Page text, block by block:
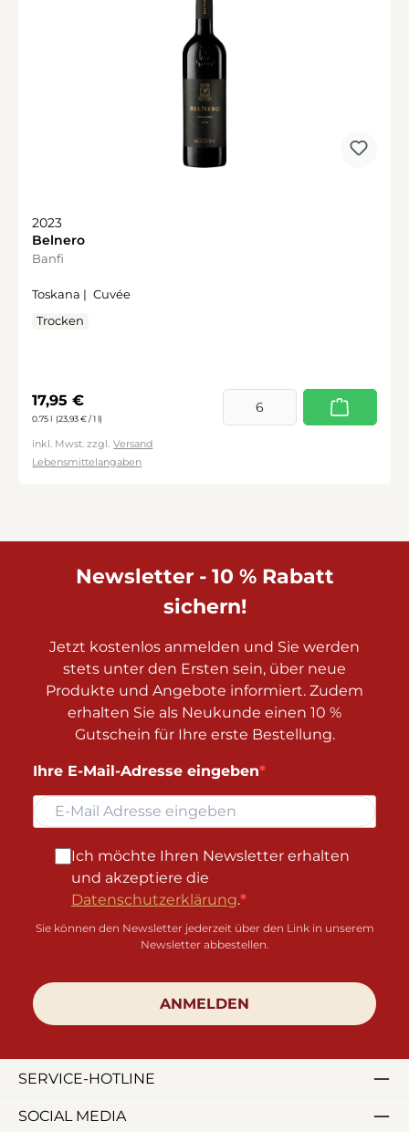
2023
Belnero
Banfi
Toskana | Cuvée
Trocken
Regulärer Preis:
17,95 €
0.75 l (23,93 € / 1 l)
inkl. Mwst. zzgl. Versand
Lebensmittelangaben
Newsletter - 10 % Rabatt
sichern!
Jetzt kostenlos anmelden und Sie werden
stets unter den Ersten sein, über neue
Produkte und Angebote informiert. Zudem
erhalten Sie als Neukunde einen 10 %
Gutschein für Ihre erste Bestellung.
Ihre E-Mail-Adresse eingeben
Ich möchte Ihren Newsletter erhalten
und akzeptiere die
Datenschutzerklärung.
Sie können den Newsletter jederzeit über den Link in unserem
Newsletter abbestellen.
ANMELDEN
SERVICE-HOTLINE
SOCIAL MEDIA